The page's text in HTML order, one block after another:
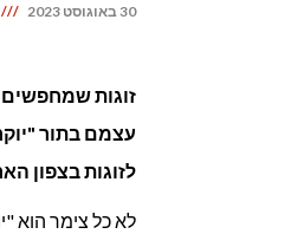
30 באוגוסט 2023
זוגות שמחפשים
עצמם בתור
לזוגות בצפון
לא כל צימר הוא